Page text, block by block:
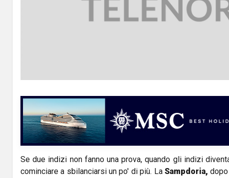
Se due indizi non fanno una prova, quando gli indizi
cominciare a sbilanciarsi un po' di più. La Sampdoria,